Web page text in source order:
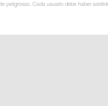
peligrosas. Cada usuario debe haber